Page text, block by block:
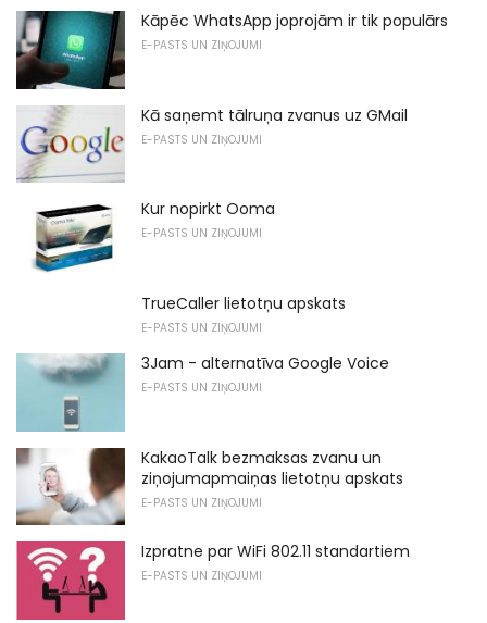
Kāpēc WhatsApp joprojām ir tik populārs
E-PASTS UN ZIŅOJUMI
Kā saņemt tālruņa zvanus uz GMail
E-PASTS UN ZIŅOJUMI
Kur nopirkt Ooma
E-PASTS UN ZIŅOJUMI
TrueCaller lietotņu apskats
E-PASTS UN ZIŅOJUMI
3Jam - alternatīva Google Voice
E-PASTS UN ZIŅOJUMI
KakaoTalk bezmaksas zvanu un
ziņojumapmaiņas lietotņu apskats
E-PASTS UN ZIŅOJUMI
Izpratne par WiFi 802.11 standartiem
E-PASTS UN ZIŅOJUMI